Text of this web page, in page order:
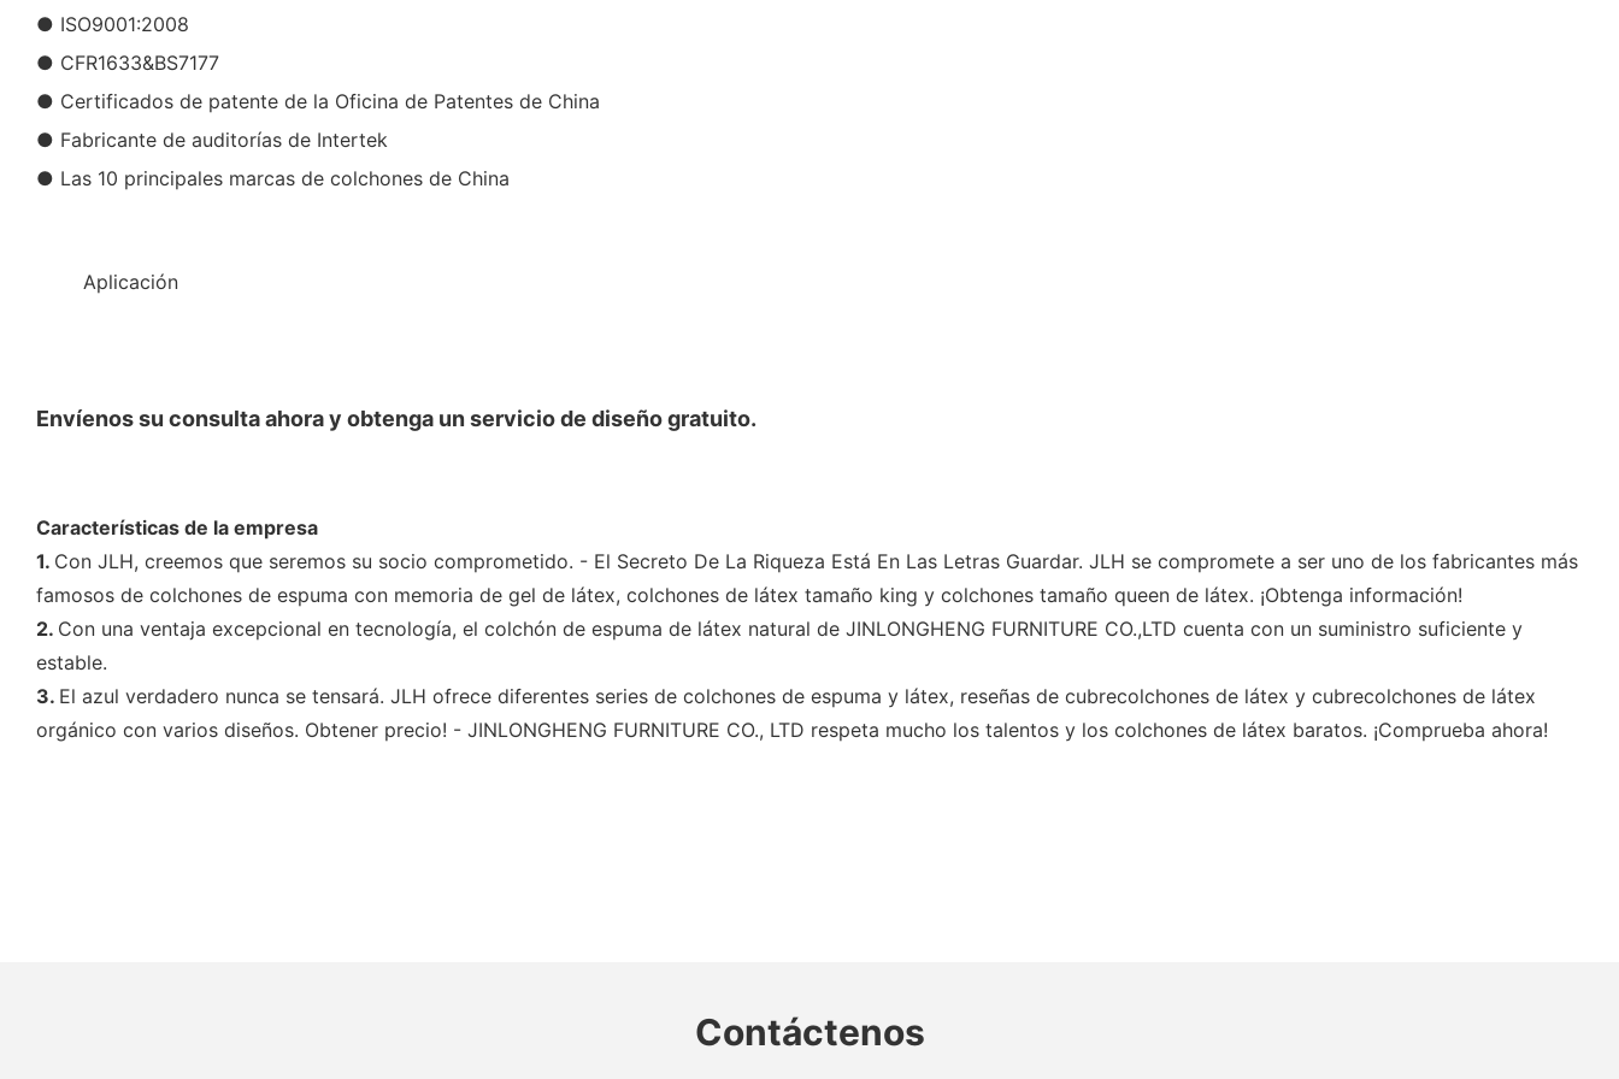
● ISO9001:2008
● CFR1633&BS7177
● Certificados de patente de la Oficina de Patentes de China
● Fabricante de auditorías de Intertek
● Las 10 principales marcas de colchones de China
Aplicación
Envíenos su consulta ahora y obtenga un servicio de diseño gratuito.
Características de la empresa
1. Con JLH, creemos que seremos su socio comprometido. - El Secreto De La Riqueza Está En Las Letras Guardar. JLH se compromete a ser uno de los fabricantes más
famosos de colchones de espuma con memoria de gel de látex, colchones de látex tamaño king y colchones tamaño queen de látex. ¡Obtenga información!
2. Con una ventaja excepcional en tecnología, el colchón de espuma de látex natural de JINLONGHENG FURNITURE CO.,LTD cuenta con un suministro suficiente y
estable.
3. El azul verdadero nunca se tensará. JLH ofrece diferentes series de colchones de espuma y látex, reseñas de cubrecolchones de látex y cubrecolchones de látex
orgánico con varios diseños. Obtener precio! - JINLONGHENG FURNITURE CO., LTD respeta mucho los talentos y los colchones de látex baratos. ¡Comprueba ahora!
Contáctenos